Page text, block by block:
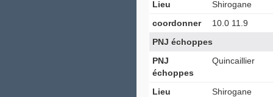
Lieu
Shirogane
coordonner
10.0 11.9
PNJ échoppes
PNJ
échoppes
Quincaillier
Lieu
Shirogane